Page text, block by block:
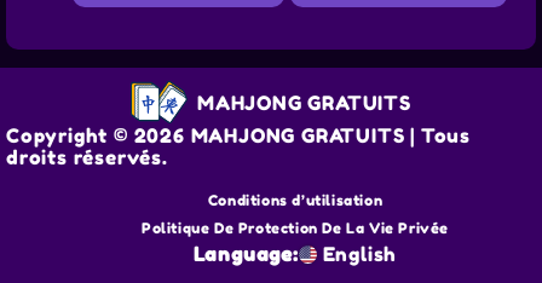
MAHJONG GRATUITS
Copyright © 2026 MAHJONG GRATUITS | Tous
droits réservés.
Conditions d’utilisation
Politique De Protection De La Vie Privée
Language: English